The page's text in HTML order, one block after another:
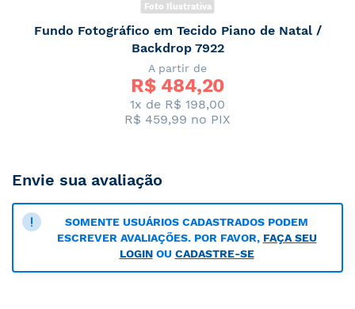
Foto Ilustrativa
Fundo Fotográfico em Tecido Piano de Natal /
Backdrop 7922
A partir de
R$ 484,20
1x de R$ 198,00
R$ 459,99 no PIX
Envie sua avaliação
SOMENTE USUÁRIOS CADASTRADOS PODEM
ESCREVER AVALIAÇÕES. POR FAVOR, FAÇA SEU
LOGINOU CADASTRE-SE